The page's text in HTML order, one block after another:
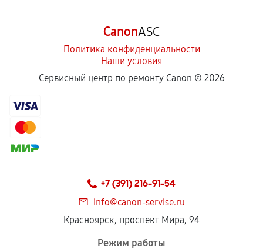
CanonASC
Политика конфиденциальности
Наши условия
Сервисный центр по ремонту Canon © 2026
+7 (391) 216-91-54
info@canon-servise.ru
Красноярск, проспект Мира, 94
Режим работы